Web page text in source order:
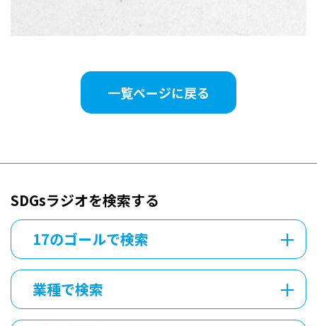
一覧ページに戻る
SDGsラジオを検索する
17のゴールで検索
業種で検索